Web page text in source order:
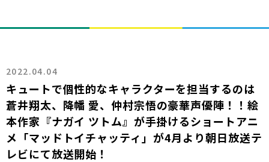
2022.04.04
キュートで個性的なキャラクターを担当するのは
蒼井翔太、降幡 愛、仲村宗悟の豪華声優陣！！絵
本作家『ナガイ ツトム』が手掛けるショートアニ
メ「マッドトイチャッティ」が4月より朝日放送テ
レビにて放送開始！